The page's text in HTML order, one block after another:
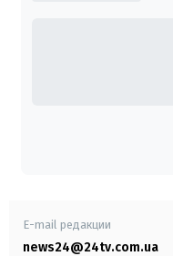
E-mail редакции
news24@24tv.com.ua